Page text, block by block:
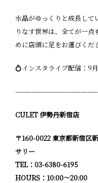
水晶がゆっくりと成長して
りなす世界は、全てが一
めに店頭に足をお運びくだ
💍インスタライブ配信：9
———————————————-
CULET 伊勢丹新宿店
〒160-0022 東京都新宿区
サリー
TEL：03-6380-6195
HOURS：10:00〜20:00